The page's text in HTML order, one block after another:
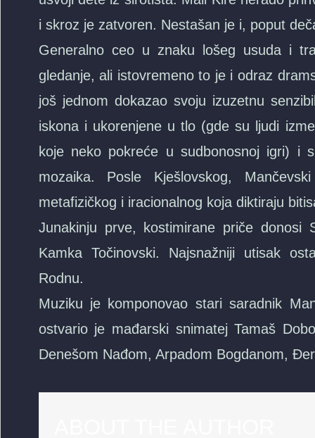
i skroz je zatvoren. Nestašan je i, poput
Generalno ceo u znaku lošeg usuda i
gledanje, ali istovremeno to je i odraz
još jednom dokazao svoju izuzetnu
iskona i ukorenjene u tlo (gde su ljudi
koje neko pokreće u sudbonosnoj igri) i
mozaika. Posle Kješlovskog,
metafizičkog i iracionalnog koja diktiraju
Junakinju prve, kostimirane priče donosi
Kamka Točinovski. Najsnažniji utisak
Rodnu.
Muziku je komponovao stari saradnik
ostvario je mađarski snimatej Tamaš
Denešom Nađom, Arpadom Bogdanom,